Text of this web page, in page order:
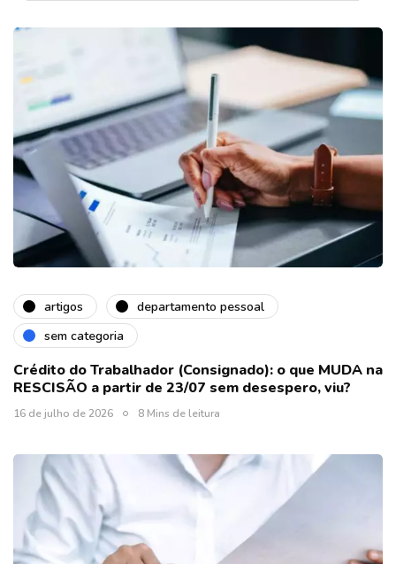
artigos
departamento pessoal
sem categoria
Crédito do Trabalhador (Consignado): o que MUDA na
RESCISÃO a partir de 23/07 sem desespero, viu?
16 de julho de 2026 8 Mins de leitura